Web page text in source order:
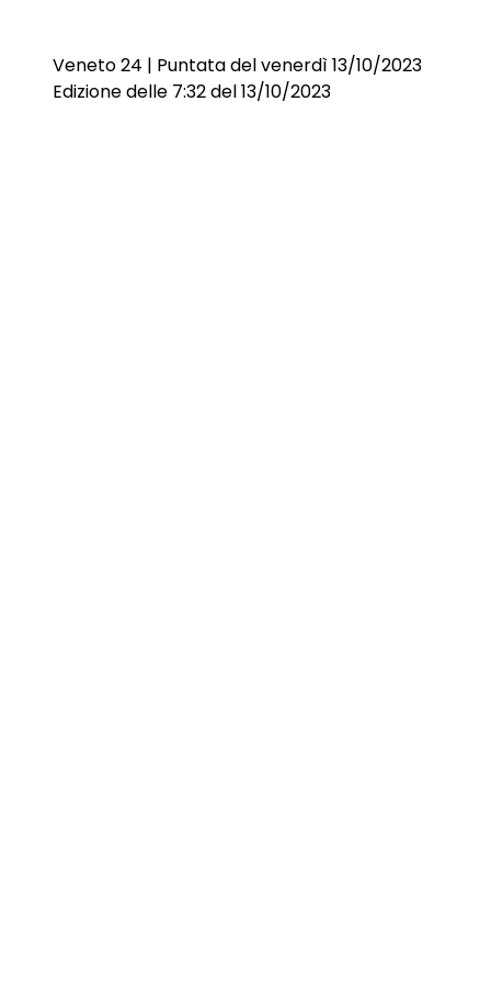
Veneto 24 | Puntata del venerdì 13/10/2023
Edizione delle 7:32 del 13/10/2023